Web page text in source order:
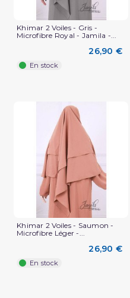
Khimar 2 Voiles - Gris -
Microfibre Royal - Jamila -...
26,90 €
En stock
Khimar 2 Voiles - Saumon -
Microfibre Léger -...
26,90 €
En stock